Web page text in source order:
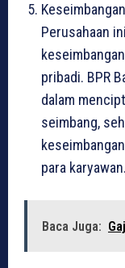
Perusahaan
pribadi. BPR
dalam
seimbang,
para karyawan.
Baca Juga: